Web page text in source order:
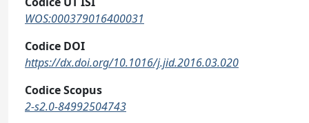
WOS:000379016400031
Codice DOI
https://dx.doi.org/10.1016/j.jid.2016.03.020
Codice Scopus
2-s2.0-84992504743